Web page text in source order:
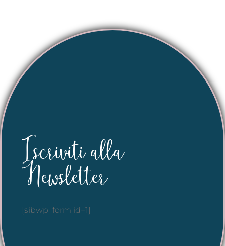
Iscriviti alla
Newsletter
[sibwp_form id=1]